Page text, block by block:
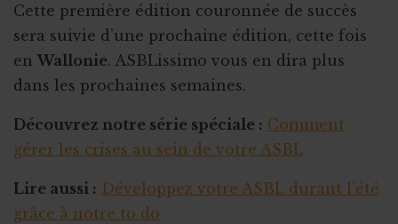
Cette première édition couronnée de succès
sera suivie d’une prochaine édition, cette fois
enWallonie. ASBLissimo vous en dira plus
dans les prochaines semaines.
Découvrez notre série spéciale : Comment
gérer les crises au sein de votre ASBL
Lire aussi : Développez votre ASBL durant l’été
grâce à notre to do